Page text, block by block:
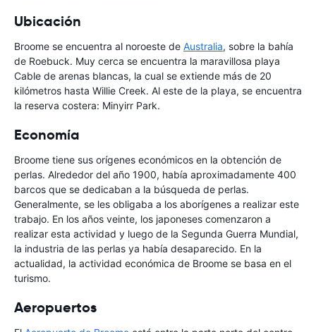
Ubicación
Broome se encuentra al noroeste de Australia, sobre la bahía
de Roebuck. Muy cerca se encuentra la maravillosa playa
Cable de arenas blancas, la cual se extiende más de 20
kilómetros hasta Willie Creek. Al este de la playa, se encuentra
la reserva costera: Minyirr Park.
Economía
Broome tiene sus orígenes económicos en la obtención de
perlas. Alrededor del año 1900, había aproximadamente 400
barcos que se dedicaban a la búsqueda de perlas.
Generalmente, se les obligaba a los aborígenes a realizar este
trabajo. En los años veinte, los japoneses comenzaron a
realizar esta actividad y luego de la Segunda Guerra Mundial,
la industria de las perlas ya había desaparecido. En la
actualidad, la actividad económica de Broome se basa en el
turismo.
Aeropuertos